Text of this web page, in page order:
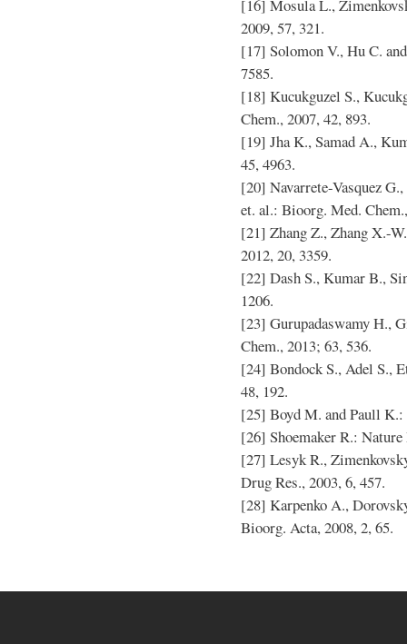
[16] Mosula L.,
2009, 57, 321.
[17] Solomon V., Hu C.
7585.
[18] Kucukguzel S.,
Chem., 2007, 42, 893.
[19] Jha K., Samad A.,
45, 4963.
[20] Navarrete-Vasquez
et. al.: Bioorg. Med.
[21] Zhang Z., Zhang X.-
2012, 20, 3359.
[22] Dash S., Kumar B.,
1206.
[23] Gurupadaswamy H.,
Chem., 2013; 63, 536.
[24] Bondock S., Adel S.,
48, 192.
[25] Boyd M. and Paull K.:
[26] Shoemaker R.:
[27] Lesyk R.,
Drug Res., 2003, 6, 457.
[28] Karpenko A.,
Bioorg. Acta, 2008, 2, 65.